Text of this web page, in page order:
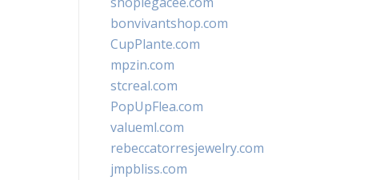
bonvivantshop.com
CupPlante.com
mpzin.com
stcreal.com
PopUpFlea.com
valueml.com
rebeccatorresjewelry.com
jmpbliss.com